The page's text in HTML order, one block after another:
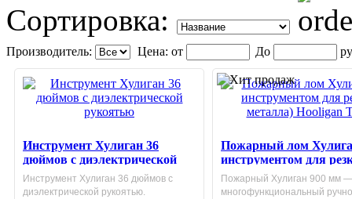
Сортировка:
Производитель: Цена: от До
Инструмент Хулиган 36
дюймов с диэлектрической
рукоятью
Инструмент Хулиган 36 дюймов с
диэлектрической рукоятью.
Пожарный лом
инструментом для
металла) Hooligan Tool
Пожарный Хулиган 900 мм —
многофункциональный